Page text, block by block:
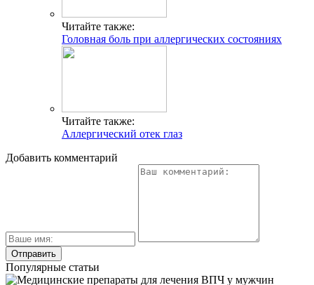
Читайте также:
Головная боль при аллергических состояниях
Читайте также:
Аллергический отек глаз
Добавить комментарий
Популярные статьи